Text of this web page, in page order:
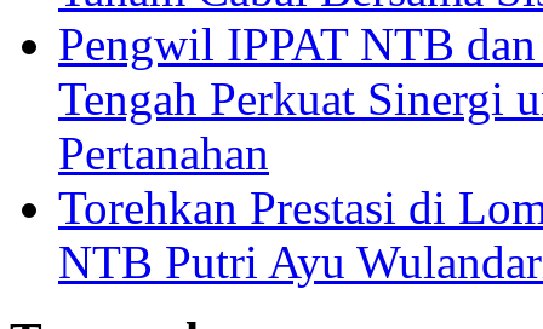
Tanam Cabai Bersama
Pengwil IPPAT NTB
Tengah Perkuat Sinergi
Pertanahan
Torehkan Prestasi di
NTB Putri Ayu